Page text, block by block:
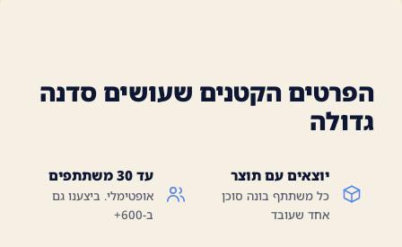
הפרטים הקטנים שעושים סדנה
גדולה
יוצאים עם תוצר
כל משתתף בונה סוכן
אחד שעובד
עד 30 משתתפים
אופטימלי. ביצענו גם
ב-600+